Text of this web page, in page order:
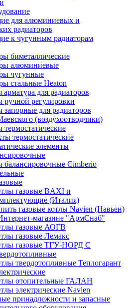
для алюминиевых и
радиаторов
к чугунным радиаторам
биметаллические
алюминиевые
чугунные
стальные Heaton
для радиаторов
ручной регулировки
для радиаторов
(воздухоотводчики)
термостатические
элементы
балансировочные Cimberio
газовые BAXI и
(Италия)
газовые котлы Navien (Навьен)
магазине "АрмСнаб"
газовые АОГВ
газовые Лемакс
газовые ТГУ-НОРД С
твердотопливные Теплогарант
отопительные ГАЛАН
электрические Navien
принадлежности и запасные